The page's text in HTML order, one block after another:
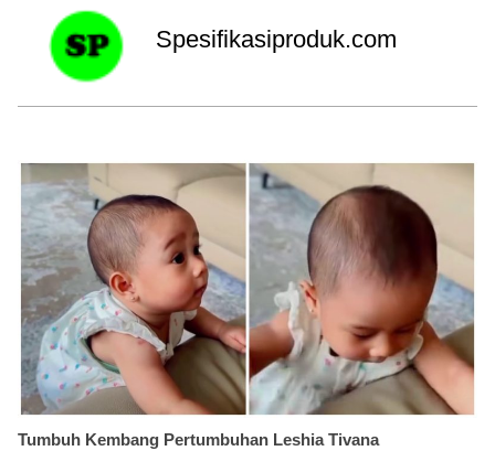
Spesifikasiproduk.com
Tumbuh Kembang Pertumbuhan Leshia Tivana